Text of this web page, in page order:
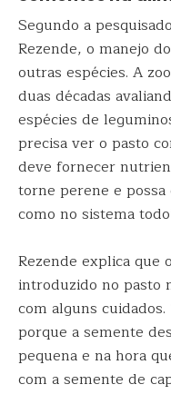
Segundo a
Rezende, o manejo
outras espécies. A
duas décadas
espécies de
precisa ver o pasto
deve fornecer
torne perene e
como no sistema
Rezende explica que
introduzido no pasto
com alguns
porque a semente
pequena e na hora
com a semente de